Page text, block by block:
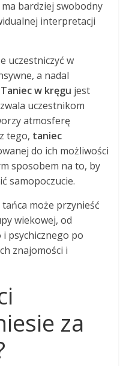
bardziej swobodny
interpretacji
uczestniczyć w
a nadal
Taniec w kręgu jest
uczestnikom
atmosferę
tego, taniec
do ich możliwości
sposobem na to, by
samopoczucie.
może przynieść
wiekowej, od
psychicznego po
znajomości i
za